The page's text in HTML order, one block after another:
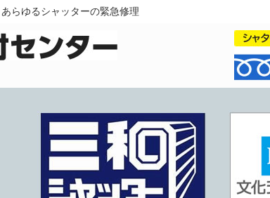
らゆるシャッターの緊急修理